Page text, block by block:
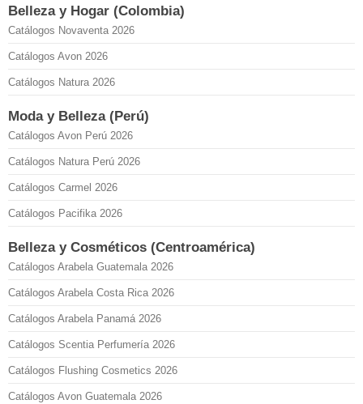
Belleza y Hogar (Colombia)
Catálogos Novaventa 2026
Catálogos Avon 2026
Catálogos Natura 2026
Moda y Belleza (Perú)
Catálogos Avon Perú 2026
Catálogos Natura Perú 2026
Catálogos Carmel 2026
Catálogos Pacifika 2026
Belleza y Cosméticos (Centroamérica)
Catálogos Arabela Guatemala 2026
Catálogos Arabela Costa Rica 2026
Catálogos Arabela Panamá 2026
Catálogos Scentia Perfumería 2026
Catálogos Flushing Cosmetics 2026
Catálogos Avon Guatemala 2026